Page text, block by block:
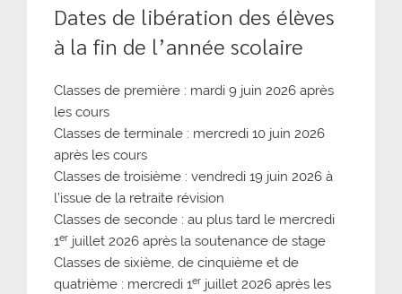
Dates de libération des élèves
à la fin de l’année scolaire
Classes de première : mardi 9 juin 2026 après
les cours
Classes de terminale : mercredi 10 juin 2026
après les cours
Classes de troisième : vendredi 19 juin 2026 à
l’issue de la retraite révision
Classes de seconde : au plus tard le mercredi
1er juillet 2026 après la soutenance de stage
Classes de sixième, de cinquième et de
quatrième : mercredi 1er juillet 2026 après les